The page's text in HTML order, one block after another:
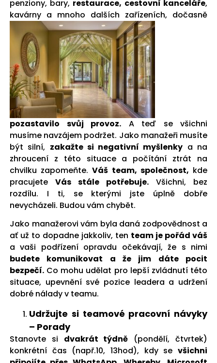
penziony, bary, restaurace, cestovní kanceláře,
kavárny a mnoho dalších zařízeních, dočasně
pozastavilo svůj provoz. A teď se všichni
musíme navzájem podržet. Jako manažeři musíte
být silní, zakažte si negativní myšlenky a na
zhroucení z této situace a počítání ztrát na
chvilku zapomeňte.Váš team, společnost, kde
pracujete Vás stále potřebuje. Všichni, bez
rozdílu. I ti, se kterými jste úplně dobře
nevycházeli. Budou vám chybět.
Jako manažerovi vám byla daná zodpovědnost a
ať už to dopadne jakkoliv, ten team je pořád váš
a vaši podřízení opravdu očekávají, že s nimi
budete komunikovat a že jim dáte pocit
bezpečí. Co mohu udělat pro lepší zvládnutí této
situace, upevnění své pozice leadera a udržení
dobré nálady v teamu.
Udržujte si teamové pracovní návyky
– Porady
Stanovte si dvakrát týdně (pondělí, čtvrtek)
konkrétní čas (např.10, 13hod), kdy sevšichni